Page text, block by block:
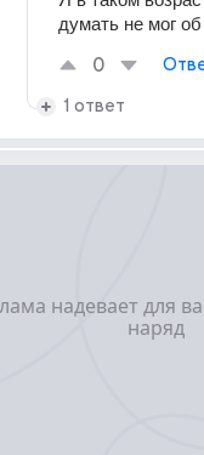
думать не мог
0
1 ответ